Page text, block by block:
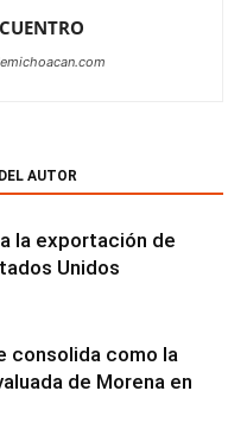
AUTOR
la exportación de
Unidos
consolida como la
de Morena en